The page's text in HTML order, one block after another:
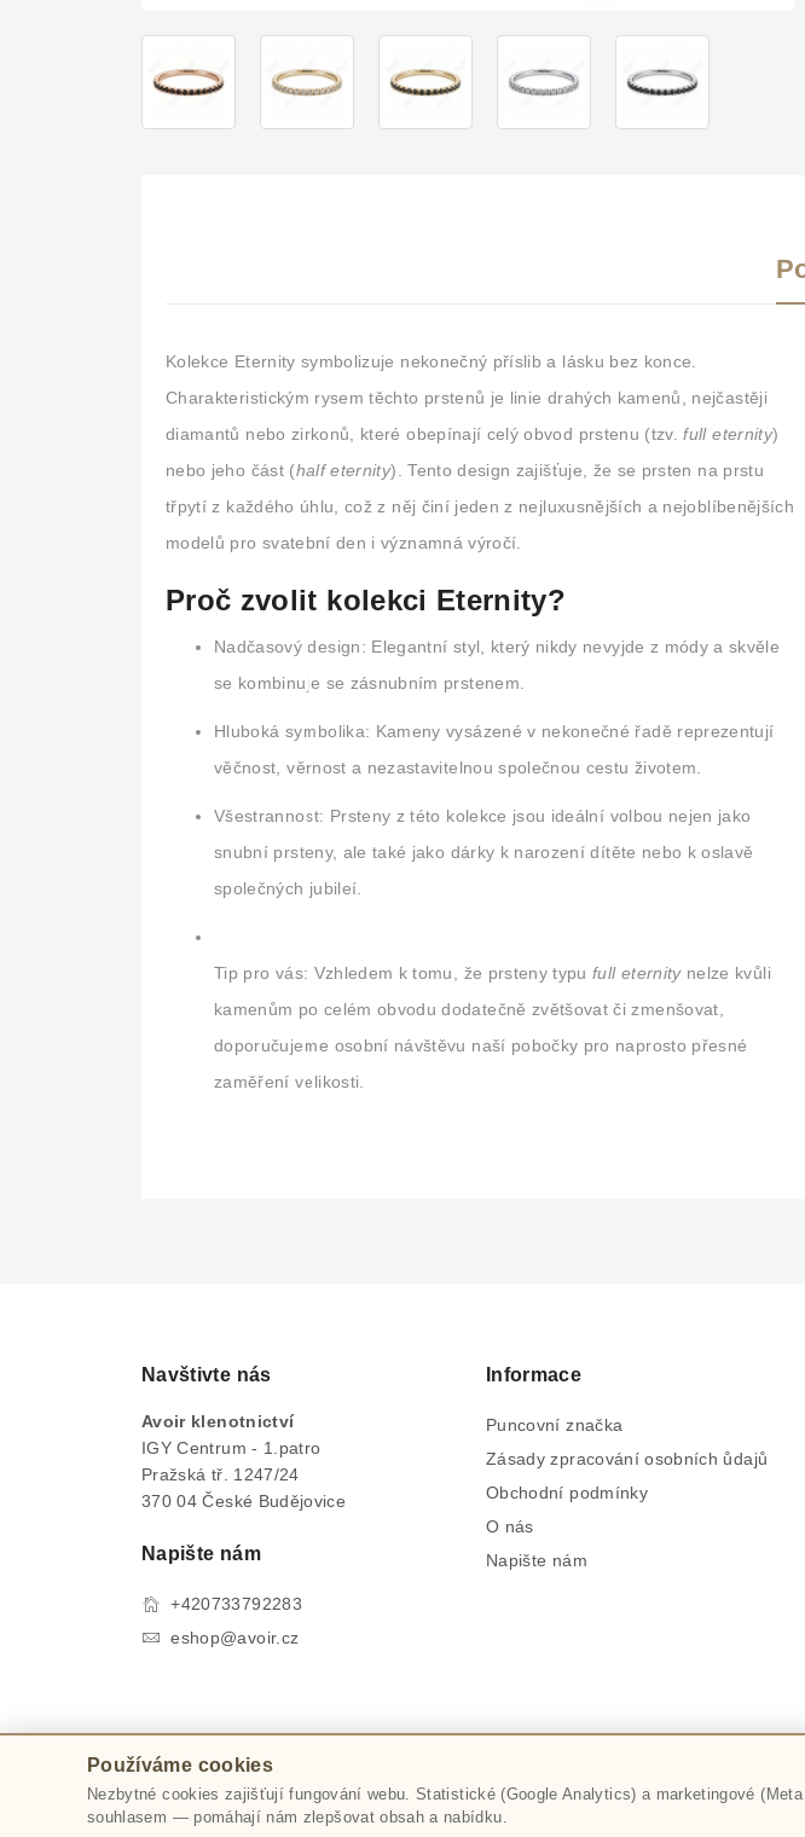
Kolekce Eternity symbolizuje nekonečný příslib a lásku bez konce.
Charakteristickým rysem těchto prstenů je linie drahých kamenů, nejčastěji
diamantů nebo zirkonů, které obepínají celý obvod prstenu (tzv.full eternity)
nebo jeho část (half eternity). Tento design zajišťuje, že se prsten na prstu
třpytí z každého úhlu, což z něj činí jeden z nejluxusnějších a nejoblíbenějších
modelů pro svatební den i významná výročí.
Proč zvolit kolekci Eternity?
Nadčasový design: Elegantní styl, který nikdy nevyjde z módy a skvěle
se kombinuje se zásnubním prstenem.
Hluboká symbolika: Kameny vysázené v nekonečné řadě reprezentují
věčnost, věrnost a nezastavitelnou společnou cestu životem.
Všestrannost: Prsteny z této kolekce jsou ideální volbou nejen jako
snubní prsteny, ale také jako dárky k narození dítěte nebo k oslavě
společných jubileí.
Tip pro vás: Vzhledem k tomu, že prsteny typufull eternitynelze kvůli
kamenům po celém obvodu dodatečně zvětšovat či zmenšovat,
doporučujeme osobní návštěvu naší pobočky pro naprosto přesné
zaměření velikosti.
Navštivte nás
Avoir klenotnictví
IGY Centrum - 1.patro
Pražská tř. 1247/24
370 04 České Budějovice
Napište nám
+420733792283
eshop@avoir.cz
Informace
Puncovní značka
Zásady zpracování osobních ůdajů
Obchodní podmínky
O nás
Napište nám
Používáním těchto webových stránek souhlasíte s používáním souborů
Používáme cookies
Nezbytné cookies zajišťují fungování webu. Statistické (Google Analytics) a marketingové
souhlasem — pomáhají nám zlepšovat obsah a nabídku.